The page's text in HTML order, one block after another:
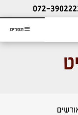
תפריט
חינם
כרטיס שמחות
072-